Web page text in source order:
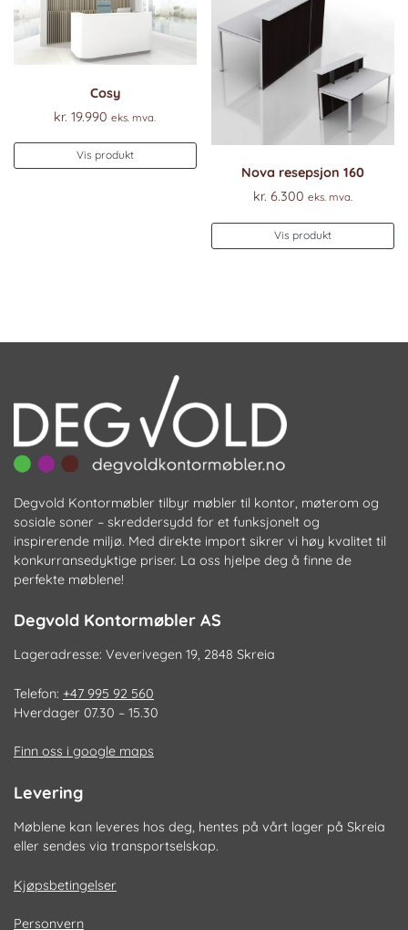
på
produktsiden
Cosy
kr. 19.990 eks. mva.
Vis produkt
Nova resepsjon 160
kr. 6.300 eks. mva.
Vis produkt
Degvold Kontormøbler tilbyr møbler til kontor, møterom og
sosiale soner – skreddersydd for et funksjonelt og
inspirerende miljø. Med direkte import sikrer vi høy kvalitet til
konkurransedyktige priser. La oss hjelpe deg å finne de
perfekte møblene!
Degvold Kontormøbler AS
Lageradresse: Veverivegen 19, 2848 Skreia
Telefon: +47 995 92 560
Hverdager 07.30 – 15.30
Finn oss i google maps
Levering
Møblene kan leveres hos deg, hentes på vårt lager på Skreia
eller sendes via transportselskap.
Kjøpsbetingelser
Personvern